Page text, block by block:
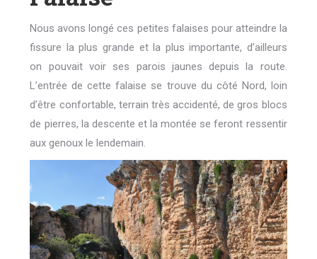
Nous avons longé ces petites falaises pour atteindre la
fissure la plus grande et la plus importante, d’ailleurs
on pouvait voir ses parois jaunes depuis la route.
L’entrée de cette falaise se trouve du côté Nord, loin
d’être confortable, terrain très accidenté, de gros blocs
de pierres, la descente et la montée se feront ressentir
aux genoux le lendemain.